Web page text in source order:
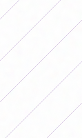
En la Zona B,
respectivos
quedaron
empató con
Deportivo
de la